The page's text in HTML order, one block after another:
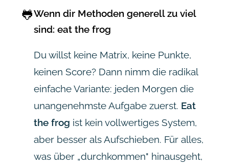
🐸Wenn dir Methoden generell zu viel
sind: eat the frog
Du willst keine Matrix, keine Punkte,
keinen Score? Dann nimm die radikal
einfache Variante: jeden Morgen die
unangenehmste Aufgabe zuerst. Eat
the frog ist kein vollwertiges System,
aber besser als Aufschieben. Für alles,
was über „durchkommen" hinausgeht,